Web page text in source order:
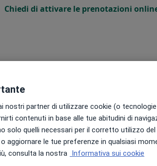
Chiedi di attivare le prenotazioni
7 Ago 8 Ago 9 Ago 10 Ago
Non ci sono agende disponibili!
Chiedi di attivare le prenotazioni online
nostri partner di utilizzare cookie (o
contenuti in base alle tue abitudini di
solo quelli necessari per il corretto utilizzo
aggiornare le tue preferenze in qualsiasi
consulta la nostra Informativa sui cookie